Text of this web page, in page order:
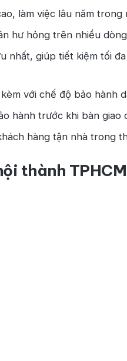
làm việc lâu năm trong
hư hỏng trên nhiều
nhất, giúp tiết kiệm tối
với chế độ bảo hành
hành trước khi bàn giao
hàng tận nhà trong
thành TPHCM